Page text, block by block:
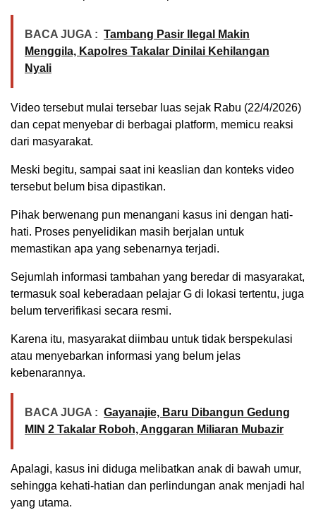
BACA JUGA : Tambang Pasir Ilegal Makin
Menggila, Kapolres Takalar Dinilai Kehilangan
Nyali
Video tersebut mulai tersebar luas sejak Rabu (22/4/2026)
dan cepat menyebar di berbagai platform, memicu reaksi
dari masyarakat.
Meski begitu, sampai saat ini keaslian dan konteks video
tersebut belum bisa dipastikan.
Pihak berwenang pun menangani kasus ini dengan hati-
hati. Proses penyelidikan masih berjalan untuk
memastikan apa yang sebenarnya terjadi.
Sejumlah informasi tambahan yang beredar di masyarakat,
termasuk soal keberadaan pelajar G di lokasi tertentu, juga
belum terverifikasi secara resmi.
Karena itu, masyarakat diimbau untuk tidak berspekulasi
atau menyebarkan informasi yang belum jelas
kebenarannya.
BACA JUGA : Gayanajie, Baru Dibangun Gedung
MIN 2 Takalar Roboh, Anggaran Miliaran Mubazir
Apalagi, kasus ini diduga melibatkan anak di bawah umur,
sehingga kehati-hatian dan perlindungan anak menjadi hal
yang utama.